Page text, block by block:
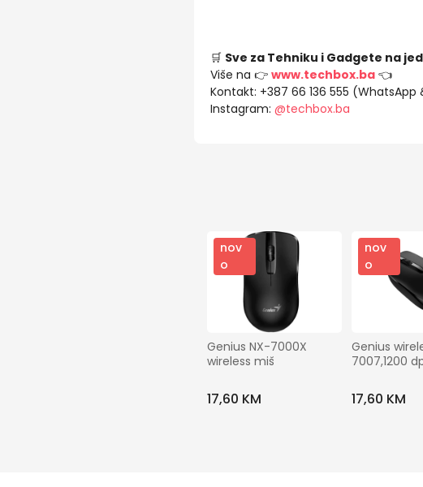
🛒 Sve za Tehniku i Gadgete na
Više na 👉 www.techbox.ba👈
Kontakt: +387 66 136 555 (WhatsApp
Instagram: @techbox.ba
nov
o
Genius NX-7000X
wireless miš
17,60 KM
nov
o
Genius
7007,1200
17,60 KM